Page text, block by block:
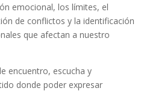
emocional, los límites, el
de conflictos y la identificación
que afectan a nuestro
encuentro, escucha y
donde poder expresar